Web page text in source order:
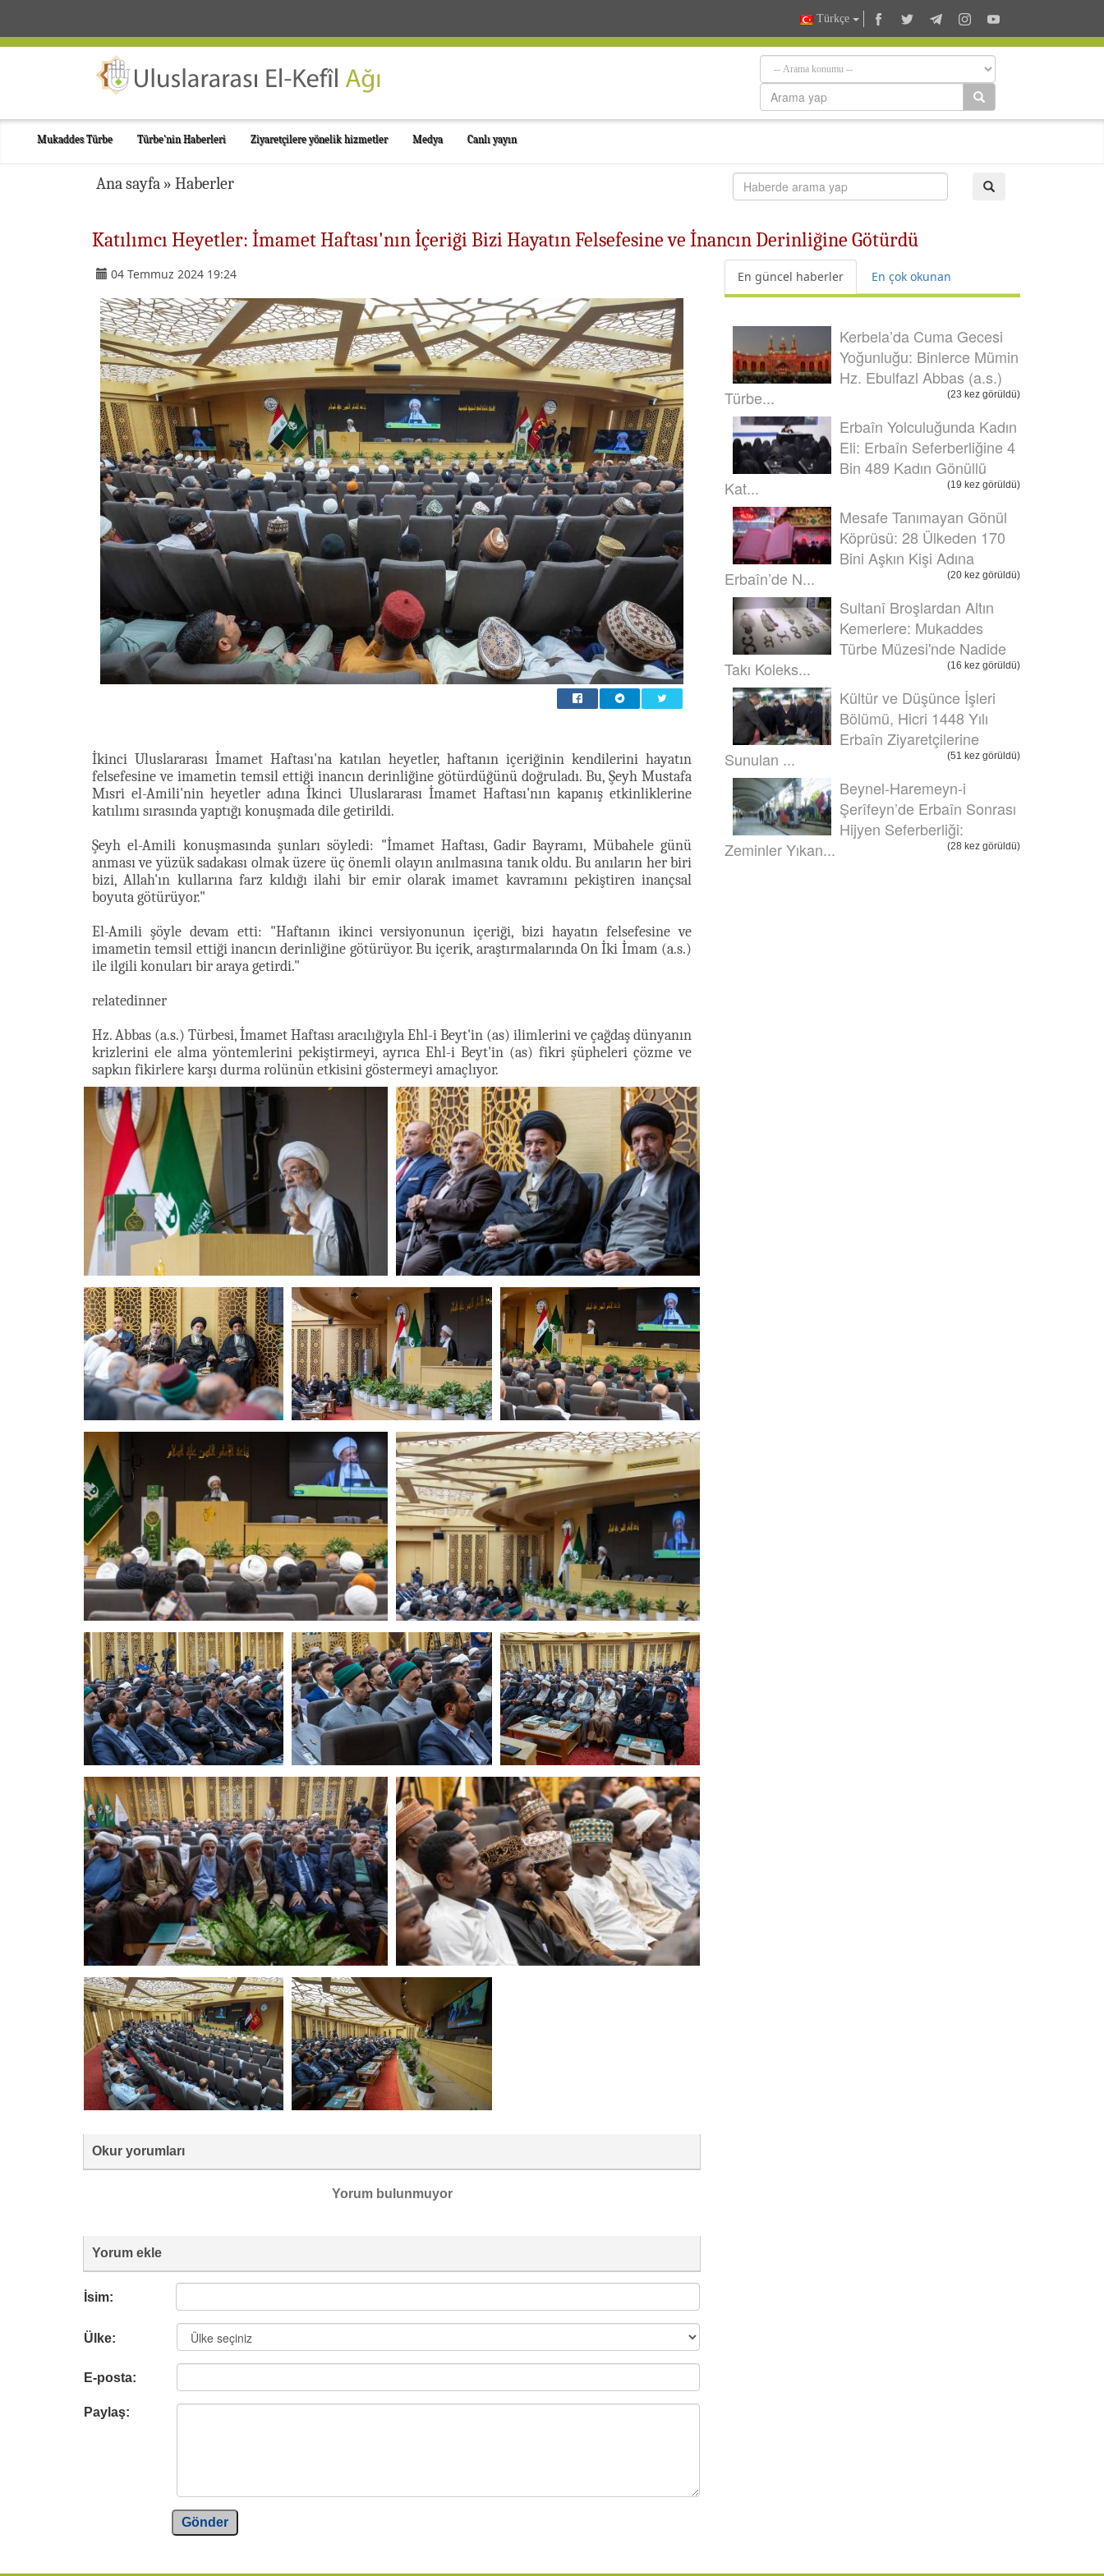
Türkçe
Mukaddes Türbe Türbe'nin Haberleri Ziyaretçilere yönelik hizmetler Medya Canlı yayın
Ana sayfa » Haberler
Katılımcı Heyetler: İmamet Haftası'nın İçeriği Bizi Hayatın Felsefesine ve İnancın Derinliğine Götürdü
04 Temmuz 2024 19:24
İkinci Uluslararası İmamet Haftası'na katılan heyetler, haftanın içeriğinin kendilerini hayatın
felsefesine ve imametin temsil ettiği inancın derinliğine götürdüğünü doğruladı. Bu, Şeyh Mustafa
Mısri el-Amili'nin heyetler adına İkinci Uluslararası İmamet Haftası'nın kapanış etkinliklerine
katılımı sırasında yaptığı konuşmada dile getirildi.
Şeyh el-Amili konuşmasında şunları söyledi: "İmamet Haftası, Gadir Bayramı, Mübahele günü
anması ve yüzük sadakası olmak üzere üç önemli olayın anılmasına tanık oldu. Bu anıların her biri
bizi, Allah'ın kullarına farz kıldığı ilahi bir emir olarak imamet kavramını pekiştiren inançsal
boyuta götürüyor."
El-Amili şöyle devam etti: "Haftanın ikinci versiyonunun içeriği, bizi hayatın felsefesine ve
imametin temsil ettiği inancın derinliğine götürüyor. Bu içerik, araştırmalarında On İki İmam (a.s.)
ile ilgili konuları bir araya getirdi."
relatedinner
Hz. Abbas (a.s.) Türbesi, İmamet Haftası aracılığıyla Ehl-i Beyt'in (as) ilimlerini ve çağdaş dünyanın
krizlerini ele alma yöntemlerini pekiştirmeyi, ayrıca Ehl-i Beyt'in (as) fikri şüpheleri çözme ve
sapkın fikirlere karşı durma rolünün etkisini göstermeyi amaçlıyor.
Okur yorumları
Yorum bulunmuyor
Yorum ekle
İsim:
Ülke:
E-posta:
Paylaş:
Gönder
En güncel haberler En çok okunan
Kerbela’da Cuma Gecesi
Yoğunluğu: Binlerce Mümin
Hz. Ebulfazl Abbas (a.s.)
Türbe...
(23 kez görüldü)
Erbaîn Yolculuğunda Kadın
Eli: Erbaîn Seferberliğine 4
Bin 489 Kadın Gönüllü
Kat...
(19 kez görüldü)
Mesafe Tanımayan Gönül
Köprüsü: 28 Ülkeden 170
Bini Aşkın Kişi Adına
Erbaîn’de N...
(20 kez görüldü)
Sultanî Broşlardan Altın
Kemerlere: Mukaddes
Türbe Müzesi'nde Nadide
Takı Koleks...
(16 kez görüldü)
Kültür ve Düşünce İşleri
Bölümü, Hicri 1448 Yılı
Erbaîn Ziyaretçilerine
Sunulan ...
(51 kez görüldü)
Beynel-Haremeyn-i
Şerîfeyn’de Erbaîn Sonrası
Hijyen Seferberliği:
Zeminler Yıkan...
(28 kez görüldü)